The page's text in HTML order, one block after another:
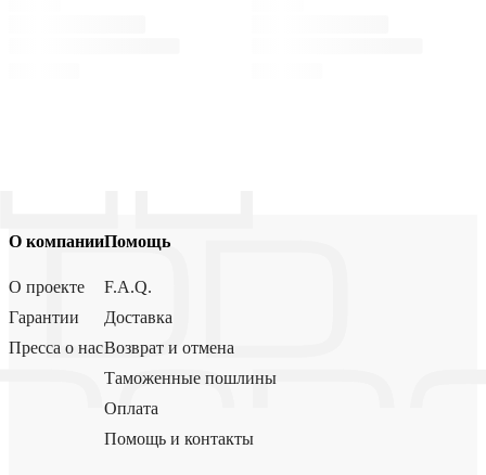
О компании
О проекте
Гарантии
Пресса о нас
Помощь
F.A.Q.
Доставка
Возврат и отмена
Таможенные пошлины
Оплата
Помощь и контакты